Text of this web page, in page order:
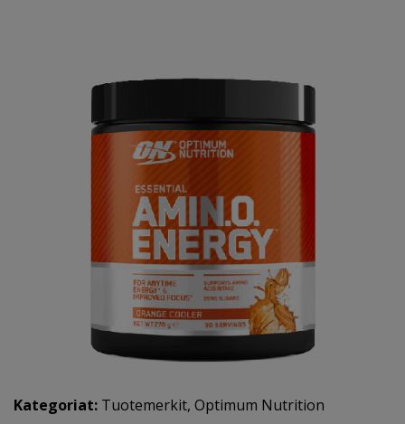
Kategoriat: Tuotemerkit, Optimum Nutrition